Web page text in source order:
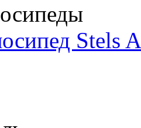
Stels